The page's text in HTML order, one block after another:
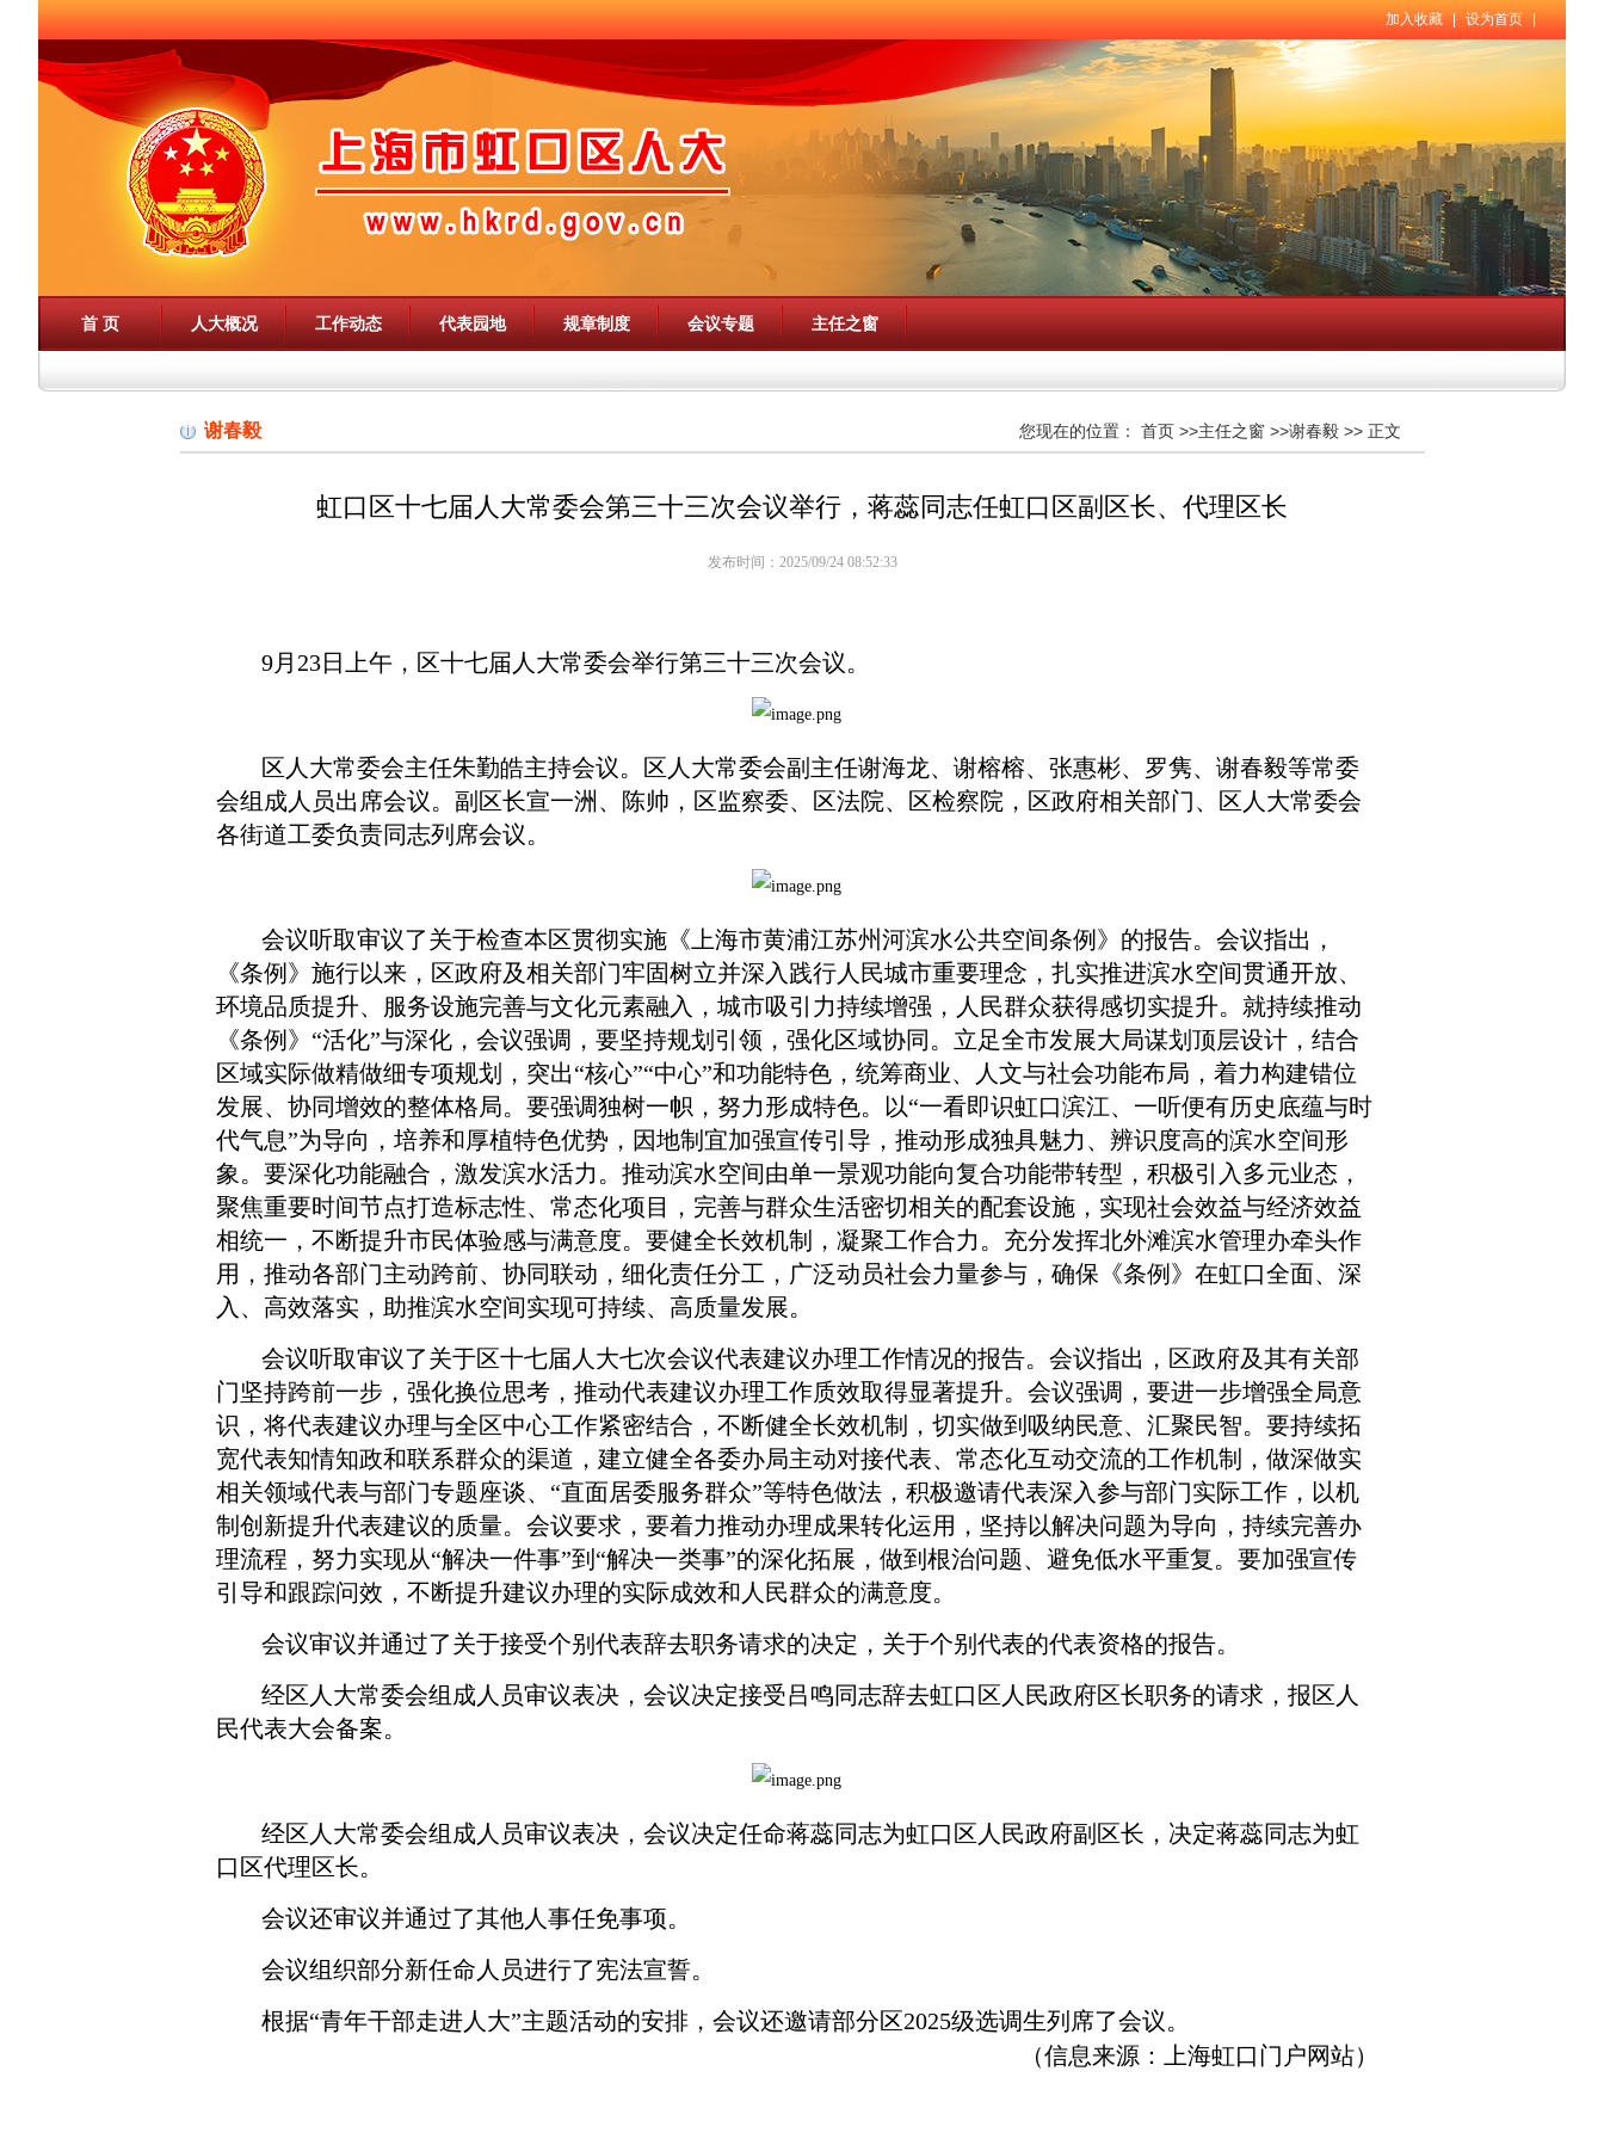
加入收藏 | 设为首页 |
首 页 人大概况 工作动态 代表园地 规章制度 会议专题 主任之窗
谢春毅 您现在的位置： 首页>>主任之窗>>谢春毅>> 正文
虹口区十七届人大常委会第三十三次会议举行，蒋蕊同志任虹口区副区长、代理区长
发布时间：2025/09/24 08:52:33
9月23日上午，区十七届人大常委会举行第三十三次会议。
区人大常委会主任朱勤皓主持会议。区人大常委会副主任谢海龙、谢榕榕、张惠彬、罗隽、谢春毅等常委
会组成人员出席会议。副区长宣一洲、陈帅，区监察委、区法院、区检察院，区政府相关部门、区人大常委会
各街道工委负责同志列席会议。
会议听取审议了关于检查本区贯彻实施《上海市黄浦江苏州河滨水公共空间条例》的报告。会议指出，
《条例》施行以来，区政府及相关部门牢固树立并深入践行人民城市重要理念，扎实推进滨水空间贯通开放、
环境品质提升、服务设施完善与文化元素融入，城市吸引力持续增强，人民群众获得感切实提升。就持续推动
《条例》“活化”与深化，会议强调，要坚持规划引领，强化区域协同。立足全市发展大局谋划顶层设计，结合
区域实际做精做细专项规划，突出“核心”“中心”和功能特色，统筹商业、人文与社会功能布局，着力构建错位
发展、协同增效的整体格局。要强调独树一帜，努力形成特色。以“一看即识虹口滨江、一听便有历史底蕴与时
代气息”为导向，培养和厚植特色优势，因地制宜加强宣传引导，推动形成独具魅力、辨识度高的滨水空间形
象。要深化功能融合，激发滨水活力。推动滨水空间由单一景观功能向复合功能带转型，积极引入多元业态，
聚焦重要时间节点打造标志性、常态化项目，完善与群众生活密切相关的配套设施，实现社会效益与经济效益
相统一，不断提升市民体验感与满意度。要健全长效机制，凝聚工作合力。充分发挥北外滩滨水管理办牵头作
用，推动各部门主动跨前、协同联动，细化责任分工，广泛动员社会力量参与，确保《条例》在虹口全面、深
入、高效落实，助推滨水空间实现可持续、高质量发展。
会议听取审议了关于区十七届人大七次会议代表建议办理工作情况的报告。会议指出，区政府及其有关部
门坚持跨前一步，强化换位思考，推动代表建议办理工作质效取得显著提升。会议强调，要进一步增强全局意
识，将代表建议办理与全区中心工作紧密结合，不断健全长效机制，切实做到吸纳民意、汇聚民智。要持续拓
宽代表知情知政和联系群众的渠道，建立健全各委办局主动对接代表、常态化互动交流的工作机制，做深做实
相关领域代表与部门专题座谈、“直面居委服务群众”等特色做法，积极邀请代表深入参与部门实际工作，以机
制创新提升代表建议的质量。会议要求，要着力推动办理成果转化运用，坚持以解决问题为导向，持续完善办
理流程，努力实现从“解决一件事”到“解决一类事”的深化拓展，做到根治问题、避免低水平重复。要加强宣传
引导和跟踪问效，不断提升建议办理的实际成效和人民群众的满意度。
会议审议并通过了关于接受个别代表辞去职务请求的决定，关于个别代表的代表资格的报告。
经区人大常委会组成人员审议表决，会议决定接受吕鸣同志辞去虹口区人民政府区长职务的请求，报区人
民代表大会备案。
经区人大常委会组成人员审议表决，会议决定任命蒋蕊同志为虹口区人民政府副区长，决定蒋蕊同志为虹
口区代理区长。
会议还审议并通过了其他人事任免事项。
会议组织部分新任命人员进行了宪法宣誓。
根据“青年干部走进人大”主题活动的安排，会议还邀请部分区2025级选调生列席了会议。
（信息来源：上海虹口门户网站）